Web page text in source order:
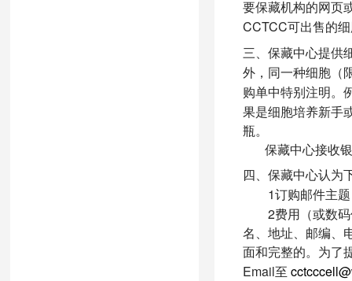
要保藏机构的网页
CCTCC可出售的
三、 保藏中心提供
外，同一种细胞（
购单中特别注明。
果是细胞培养新手
瓶。
保藏中心接收
四、 保藏中心认为
1订购邮件主
2费用（或数
名、地址、邮编、
面和完整的。为了
Email至